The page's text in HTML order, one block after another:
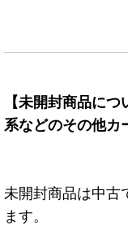
【未開封商品に
系などのその他カ
未開封商品は中古
ます。